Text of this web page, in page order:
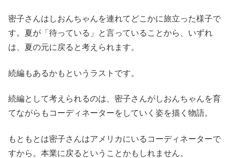
密子さんはしおんちゃんを連れてどこかに旅立った様子で
す。夏が「待っている」と言っていることから、いずれ
は、夏の元に戻ると考えられます。
続編もあるかもというラストです。
続編として考えられるのは、密子さんがしおんちゃんを育
てながらもコーディネーターをしていく姿を描く物語。
もともとは密子さんはアメリカにいるコーディネーターで
すから。本業に戻るということかもしれません。